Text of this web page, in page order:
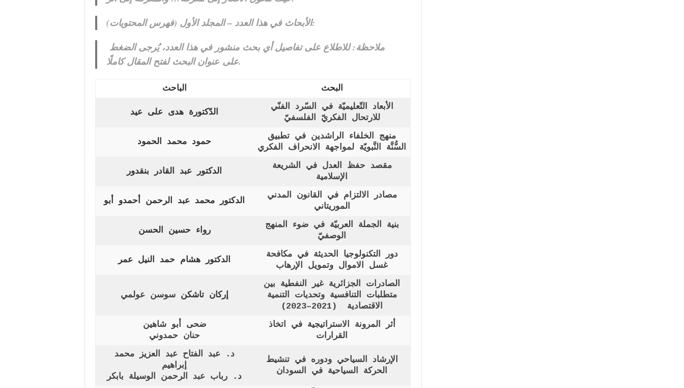
الأبحاث في هذا العدد – المجلد الأول (فهرس المحتويات):
على عنوان البحث لفتح المقال كاملًا.
الباحث البحث
الدّكتورة هدى على عيد
الأبعاد التّعليميّة في السّرد الفنّي
للارتحال الفكريّ الفلسفيّ
حمود محمد الحمود
منهج الخلفاء الراشدين في تطبيق
السُّنَّة النَّبويّة لمواجهة الانحراف الفكري
الدكتور عبد القادر بنقدور
مقصد حفظ العدل في الشريعة
الإسلامية
الدكتور محمد عبد الرحمن أحمدو أبو
مصادر الالتزام في القانون المدني
الموريتاني
رواء حسين الحسن
بنية الجملة العربيّة في ضوء المنهج
الوصفيّ
الدكتور هشام حمد النيل عمر
دور التكنولوجيا الحديثة في مكافحة
غسل الاموال وتمويل الإرهاب
إركان تاشكن سوسن عولمي
الصادرات الجزائرية غير النفطية بين
متطلبات التنافسية وتحديات التنمية
الاقتصادية (2021–2023)
ضحى أبو شاهين
حنان حمدوني
أثر المرونة الاستراتيجية في اتخاذ
القرارات
د. عبد الفتاح عبد العزيز محمد
إبراهيم
د. رباب عبد الرحمن الوسيلة بابكر
الإرشاد السياحي ودوره في تنشيط
الحركة السياحية في السودان